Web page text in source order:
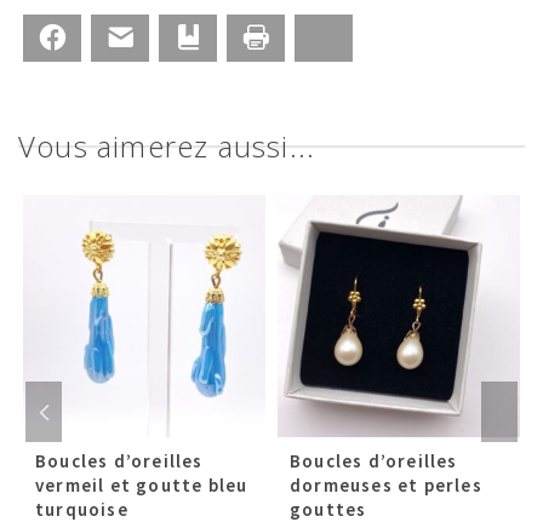
Facebook Bookmark
Vous aimerez aussi...
Boucles d’oreilles
vermeil et goutte bleu
turquoise
Boucles d’oreilles
dormeuses et perles
gouttes